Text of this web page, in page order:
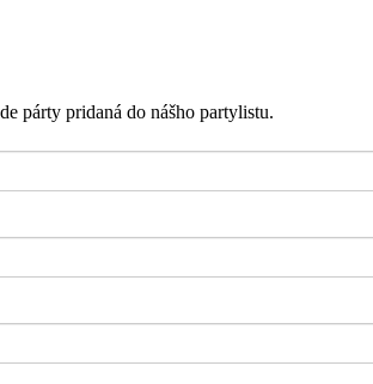
párty pridaná do nášho partylistu.